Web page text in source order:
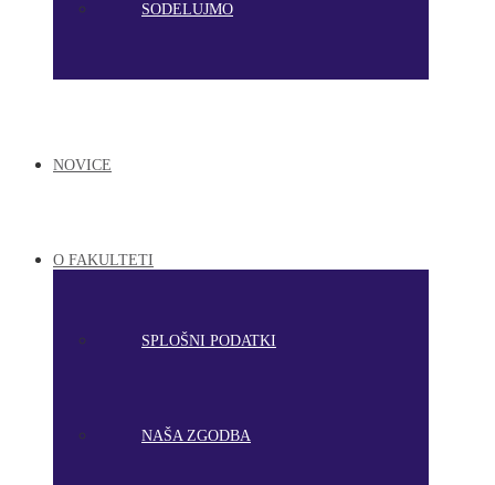
SODELUJMO
NOVICE
O FAKULTETI
SPLOŠNI PODATKI
NAŠA ZGODBA